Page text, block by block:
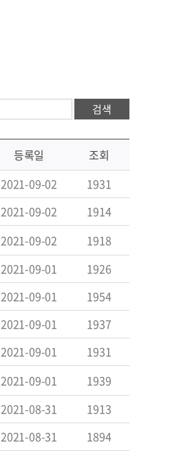
검색
등록일
조회
2021-09-02
1931
2021-09-02
1914
2021-09-02
1918
2021-09-01
1926
2021-09-01
1954
2021-09-01
1937
2021-09-01
1931
2021-09-01
1939
2021-08-31
1913
2021-08-31
1894